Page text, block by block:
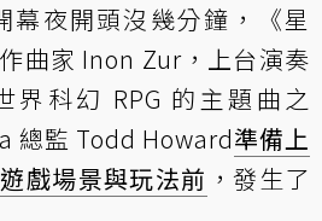
幕夜開頭沒幾分鐘，《星
曲家 Inon Zur，上台演奏
界科幻 RPG 的主題曲之
總監 Todd Howard準備上
戲場景與玩法前 ，發生了